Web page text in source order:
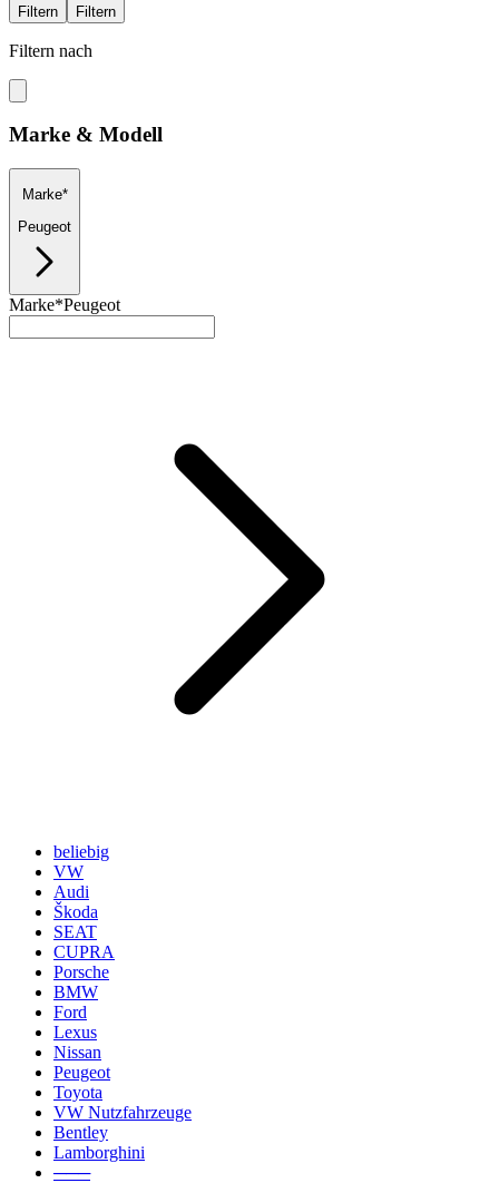
Filtern Filtern
Filtern nach
Marke & Modell
Marke*
Peugeot
Marke*Peugeot
beliebig
VW
Audi
Škoda
SEAT
CUPRA
Porsche
BMW
Ford
Lexus
Nissan
Peugeot
Toyota
VW Nutzfahrzeuge
Bentley
Lamborghini
───